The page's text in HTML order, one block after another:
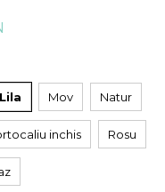
Lila Mov Natur
inchis Rosu